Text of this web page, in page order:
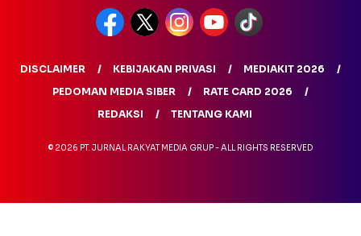
DISCLAIMER KEBIJAKAN PRIVASI
MEDIAKIT 2026
PEDOMAN MEDIA SIBER
RATE CARD 2026
REDAKSI
TENTANG KAMI
© 2026 PT. JURNAL RAKYAT MEDIA GRUP - ALL RIGHTS RESERVED